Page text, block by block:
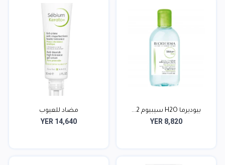
بيوديرما H2O سيبيوم 2...
YER 8,820
مضاد للعيوب
YER 14,640